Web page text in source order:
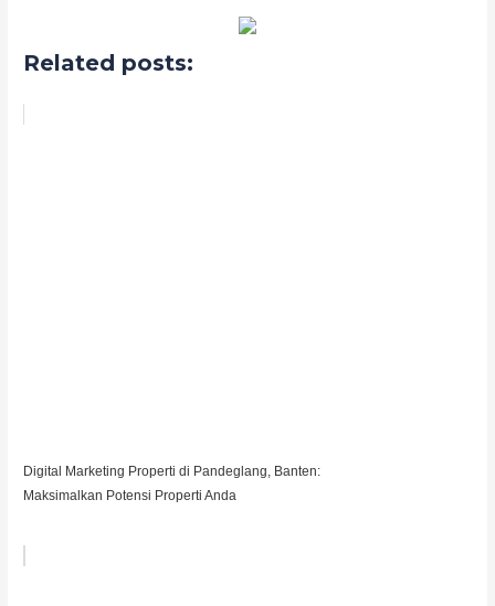
Related posts:
Digital Marketing Properti di Pandeglang, Banten:
Maksimalkan Potensi Properti Anda